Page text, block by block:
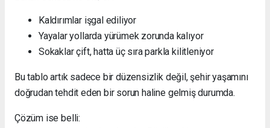
Kaldırımlar işgal ediliyor
Yayalar yollarda yürümek zorunda kalıyor
Sokaklar çift, hatta üç sıra parkla kilitleniyor
Bu tablo artık sadece bir düzensizlik değil, şehir yaşamını
doğrudan tehdit eden bir sorun haline gelmiş durumda.
Çözüm ise belli: